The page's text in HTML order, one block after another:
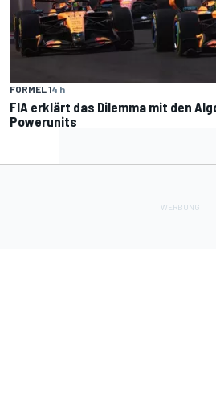
FORMEL 14 h
FIA erklärt das Dilemma mit den
Powerunits